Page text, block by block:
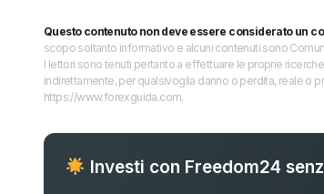
Questo contenuto non deve essere considerato un
scopo soltanto informativo e alcuni contenuti sono
I lettori sono tenuti pertanto a effettuare le proprie
indirettamente, per qualsivoglia danno o perdita, reale o
https://www.forexguida.com.
Investi con Freedom24